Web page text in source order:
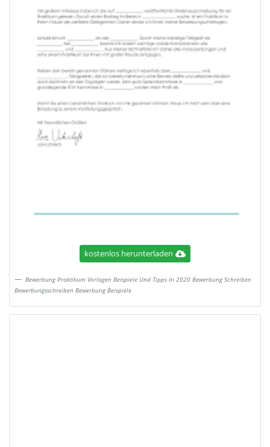
kostenlos herunterladen
Bewerbung Praktikum Vorlagen Beispiele Und Tipps In 2020 Bewerbung Schreiben
Bewerbungsschreiben Bewerbung Beispiele